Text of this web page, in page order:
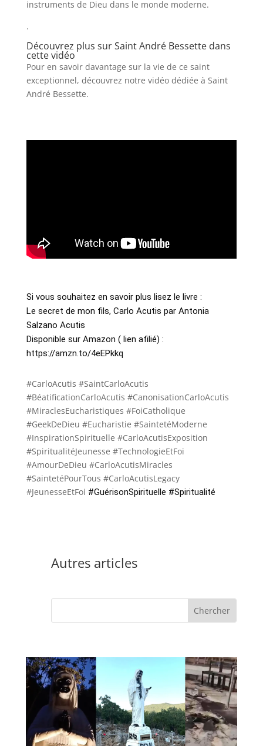
instruments de Dieu dans le monde moderne.
.
Découvrez plus sur Saint André Bessette dans
cette vidéo
Pour en savoir davantage sur la vie de ce saint
exceptionnel, découvrez notre vidéo dédiée à Saint
André Bessette.
Si vous souhaitez en savoir plus lisez le livre :
Le secret de mon fils, Carlo Acutis par Antonia
Salzano Acutis
Disponible sur Amazon ( lien afilié) :
https://amzn.to/4eEPkkq
#CarloAcutis #SaintCarloAcutis
#BéatificationCarloAcutis #CanonisationCarloAcutis
#MiraclesEucharistiques #FoiCatholique
#GeekDeDieu #Eucharistie #SaintetéModerne
#InspirationSpirituelle #CarloAcutisExposition
#SpiritualitéJeunesse #TechnologieEtFoi
#AmourDeDieu #CarloAcutisMiracles
#SaintetéPourTous #CarloAcutisLegacy
#JeunesseEtFoi #GuérisonSpirituelle #Spiritualité
Autres articles